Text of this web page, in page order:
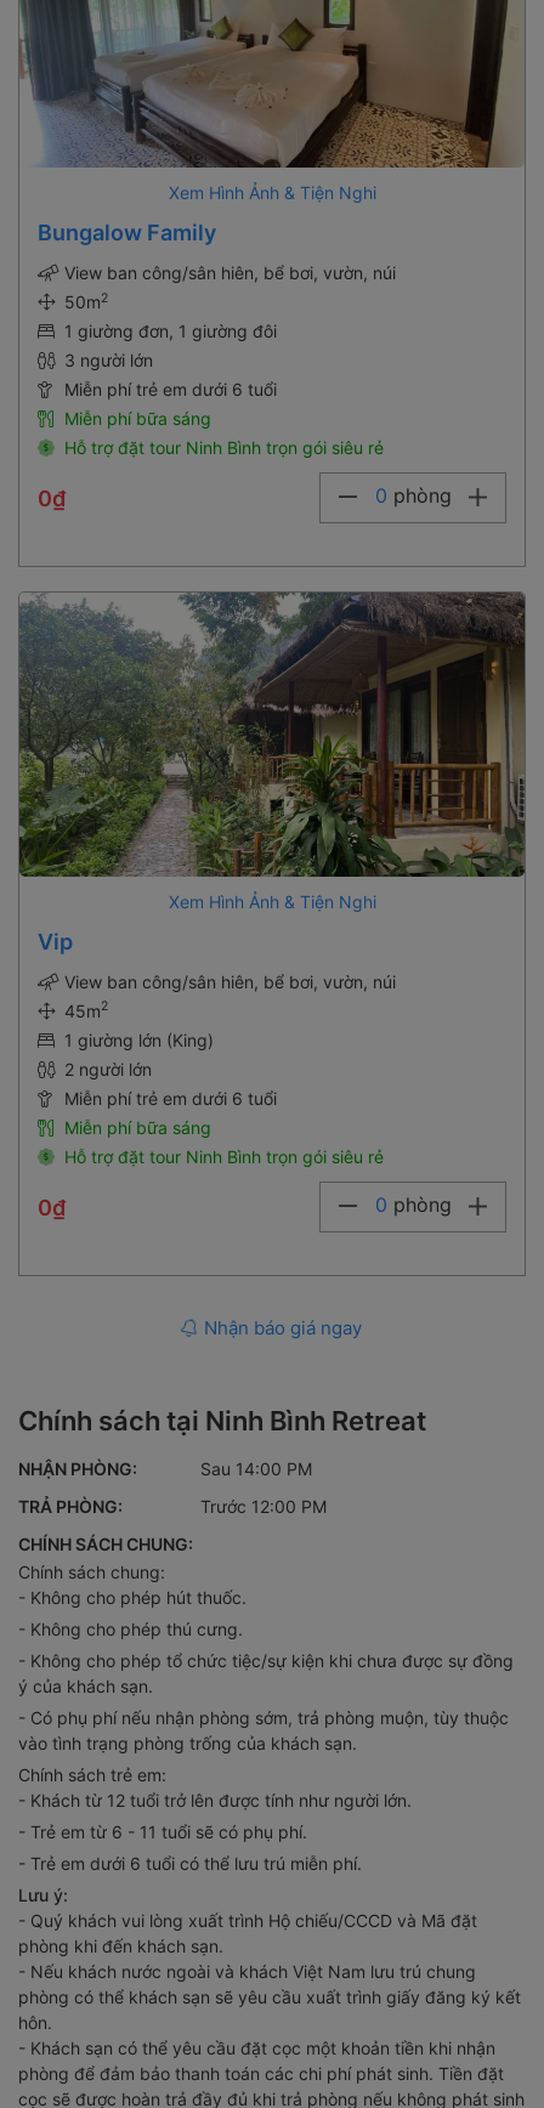
Xem Hình Ảnh & Tiện Nghi
50m
1 giường đơn, 1 giường đôi
3 người lớn
Miễn phí trẻ em dưới 6 tuổi
Miễn phí bữa sáng
Hỗ trợ đặt tour Ninh Bình trọn gói siêu rẻ
0 phòng
Xem Hình Ảnh & Tiện Nghi
45m
1 giường lớn (King)
2 người lớn
Miễn phí trẻ em dưới 6 tuổi
Miễn phí bữa sáng
Hỗ trợ đặt tour Ninh Bình trọn gói siêu rẻ
0 phòng
Chính sách tại Ninh Bình Retreat
Chính sách chung:
- Không cho phép hút thuốc.
- Không cho phép thú cưng.
- Không cho phép tổ chức tiệc/sự kiện khi chưa được sự đồng
ý của khách sạn.
- Có phụ phí nếu nhận phòng sớm, trả phòng muộn, tùy thuộc
vào tình trạng phòng trống của khách sạn.
Chính sách trẻ em:
- Khách từ 12 tuổi trở lên được tính như người lớn.
- Trẻ em từ 6 - 11 tuổi sẽ có phụ phí.
- Trẻ em dưới 6 tuổi có thể lưu trú miễn phí.
Lưu ý:
- Quý khách vui lòng xuất trình Hộ chiếu/CCCD và Mã đặt
phòng khi đến khách sạn.
- Nếu khách nước ngoài và khách Việt Nam lưu trú chung
phòng có thể khách sạn sẽ yêu cầu xuất trình giấy đăng ký kết
hôn.
- Khách sạn có thể yêu cầu đặt cọc một khoản tiền khi nhận
phòng để đảm bảo thanh toán các chi phí phát sinh. Tiền đặt
cọc sẽ được hoàn trả đầy đủ khi trả phòng nếu không phát sinh